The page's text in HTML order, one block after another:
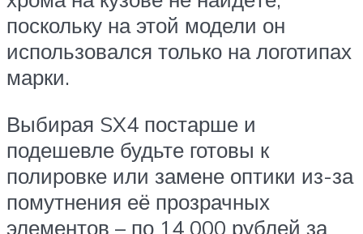
поскольку на этой модели он
использовался только на логотипах
марки.
Выбирая SX4 постарше и
подешевле будьте готовы к
полировке или замене оптики из-за
помутнения её прозрачных
элементов – по 14 000 рублей за